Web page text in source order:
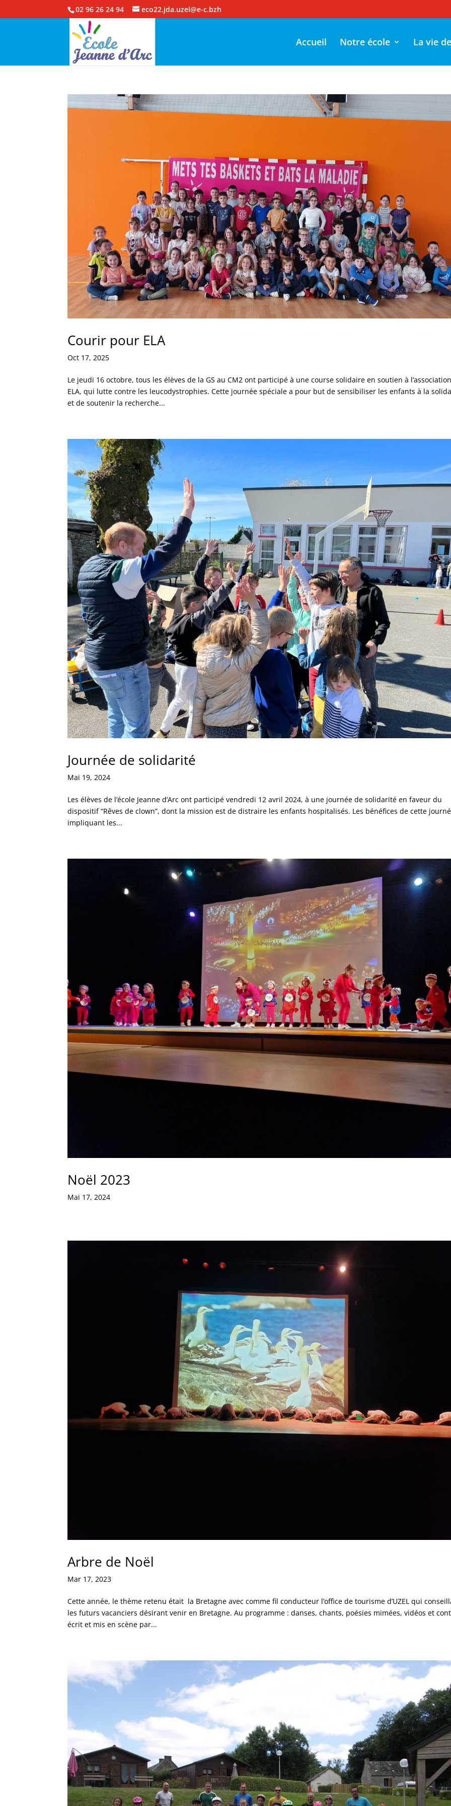
02 96 26 24 94 eco22.jda.uzel@e-c.bzh
Accueil Notre école La vie
Courir pour ELA
Oct 17, 2025
Le jeudi 16 octobre, tous les élèves de la GS au CM2 ont participé à une course solidaire en soutien à
ELA, qui lutte contre les leucodystrophies. Cette journée spéciale a pour but de sensibiliser les enfants à la
et de soutenir la recherche...
Journée de solidarité
Mai 19, 2024
Les élèves de l’école Jeanne d’Arc ont participé vendredi 12 avril 2024, à une journée de solidarité en faveur du
dispositif “Rêves de clown”, dont la mission est de distraire les enfants hospitalisés. Les bénéfices de cette
impliquant les...
Noël 2023
Mai 17, 2024
Arbre de Noël
Mar 17, 2023
Cette année, le thème retenu était la Bretagne avec comme fil conducteur l’office de tourisme d’UZEL qui
les futurs vacanciers désirant venir en Bretagne. Au programme : danses, chants, poésies mimées, vidéos et
écrit et mis en scène par...